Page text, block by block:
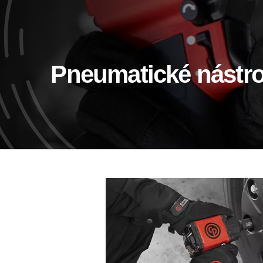
Pneumatické